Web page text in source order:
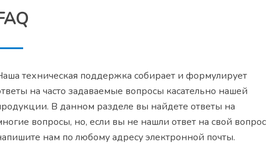
техническая поддержка собирает и формулирует
на часто задаваемые вопросы касательно нашей
В данном разделе вы найдете ответы на
вопросы, но, если вы не нашли ответ на свой
нам по любому адресу электронной почты.